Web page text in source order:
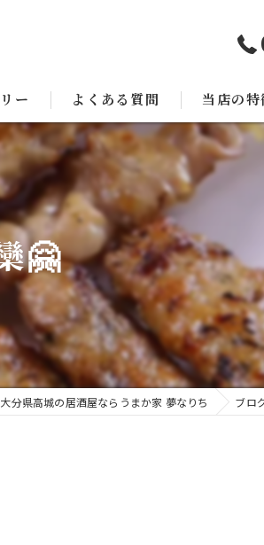
ー よくある質問 当店の特
焼き鳥
子連れ
スポーツ観
モツ鍋
🤗
大分県高城の居酒屋ならうまか家 夢なりち ブロ